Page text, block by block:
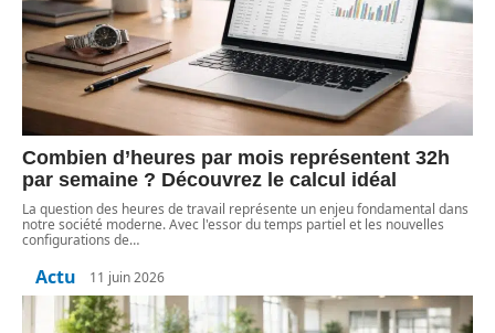
Combien d’heures par mois représentent 32h
par semaine ? Découvrez le calcul idéal
La question des heures de travail représente un enjeu fondamental dans
notre société moderne. Avec l'essor du temps partiel et les nouvelles
configurations de…
Actu 11 juin 2026